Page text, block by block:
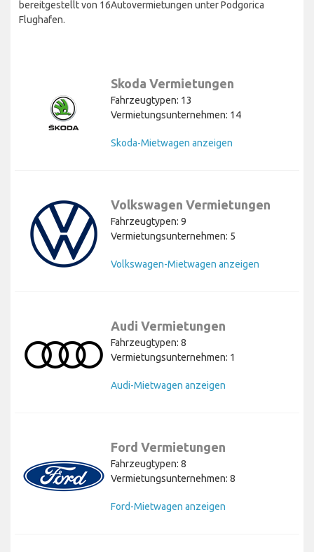
bereitgestellt von 16Autovermietungen unter Podgorica
Flughafen.
Skoda Vermietungen
Fahrzeugtypen: 13
Vermietungsunternehmen: 14
Skoda-Mietwagen anzeigen
Volkswagen Vermietungen
Fahrzeugtypen: 9
Vermietungsunternehmen: 5
Volkswagen-Mietwagen anzeigen
Audi Vermietungen
Fahrzeugtypen: 8
Vermietungsunternehmen: 1
Audi-Mietwagen anzeigen
Ford Vermietungen
Fahrzeugtypen: 8
Vermietungsunternehmen: 8
Ford-Mietwagen anzeigen